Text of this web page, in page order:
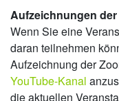
Aufzeichnungen
Wenn Sie eine
daran teilnehmen
Aufzeichnung der
YouTube-Kanal
die aktuellen